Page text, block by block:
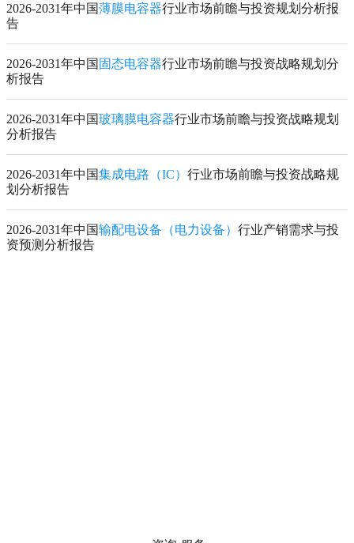
2026-2031年中国薄膜电容器行业市场前瞻与投资规划分析报
告
2026-2031年中国 固态电容器行业市场前瞻与投资战略规划分
析报告
2026-2031年中国玻璃膜电容器行业市场前瞻与投资战略规划
分析报告
2026-2031年中国集成电路（IC） 行业市场前瞻与投资战略规
划分析报告
2026-2031年中国输配电设备（电力设备） 行业产销需求与投
资预测分析报告